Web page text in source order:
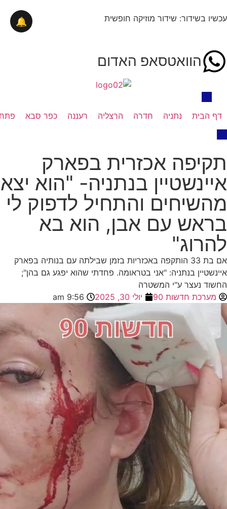
עכשיו בשידור: שידור מוזיקה חופשית
הוואטסאפ האדום
דף הבית נתניה חדרה הרצליה רעננה כפר סבא
תקיפה אכזרית בפארק
איינשטיין בנתניה- "הוא יצא
מהשיחים והתחיל לדפוק לי
בראש עם אבן, הוא בא
להרוג"
אם בת 33 הותקפה באכזריות בזמן שבילתה עם בנותיה בפארק
איינשטיין בנתניה: "אני בטראומה. פחדתי שהוא יפגע גם בהן";
החשוד נעצר ע"י המשטרה
מערכת חדשות 90
יולי 30, 2025 9:56 am
🔔